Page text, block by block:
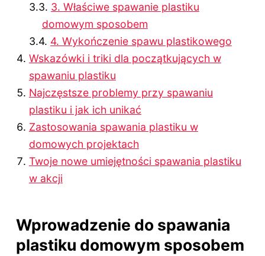
3. Właściwe spawanie plastiku
domowym sposobem
4. Wykończenie spawu plastikowego
Wskazówki i triki dla początkujących w
spawaniu plastiku
Najczęstsze problemy przy spawaniu
plastiku i jak ich unikać
Zastosowania spawania plastiku w
domowych projektach
Twoje nowe umiejętności spawania plastiku
w akcji
Wprowadzenie do spawania
plastiku domowym sposobem